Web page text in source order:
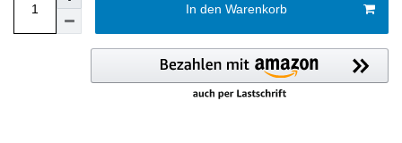
In den Warenkorb